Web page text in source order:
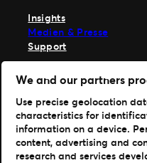
Insights
Medien & Presse
Support
TM1 anmelden
Hole dir unsere App
Ticketmaster
TM1 Reports
Portfolio
We and our partners
Use precise geolocation
characteristics for
information on a device.
content, advertising and
research and services